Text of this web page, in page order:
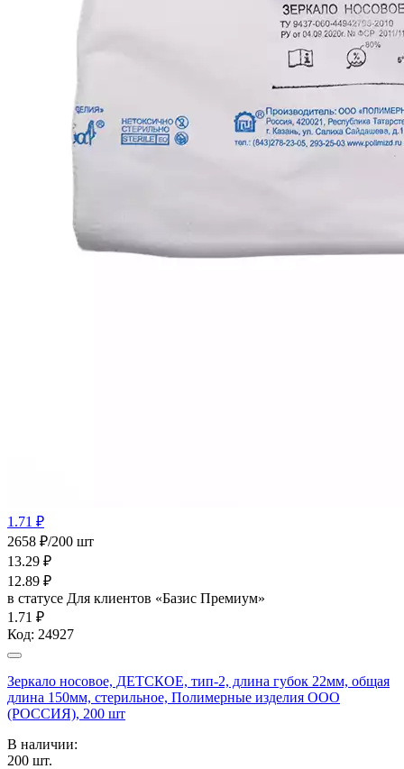
1.71 ₽
2658 ₽/200 шт
13.29 ₽
12.89 ₽
в статусе Для клиентов «Базис Премиум»
1.71 ₽
Код: 24927
Зеркало носовое, ДЕТСКОЕ, тип-2, длина губок 22мм, общая
длина 150мм, стерильное, Полимерные изделия OOO
(РОССИЯ), 200 шт
В наличии:
200 шт.